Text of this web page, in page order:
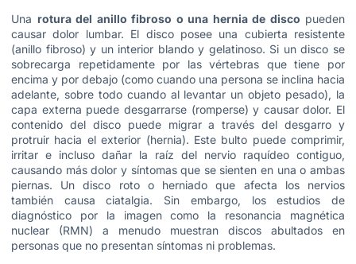
Una rotura del anillo fibroso o una hernia de disco pueden
causar dolor lumbar. El disco posee una cubierta resistente
(anillo fibroso) y un interior blando y gelatinoso. Si un disco se
sobrecarga repetidamente por las vértebras que tiene por
encima y por debajo (como cuando una persona se inclina hacia
adelante, sobre todo cuando al levantar un objeto pesado), la
capa externa puede desgarrarse (romperse) y causar dolor. El
contenido del disco puede migrar a través del desgarro y
protruir hacia el exterior (hernia). Este bulto puede comprimir,
irritar e incluso dañar la raíz del nervio raquídeo contiguo,
causando más dolor y síntomas que se sienten en una o ambas
piernas. Un disco roto o herniado que afecta los nervios
también causa ciatalgia. Sin embargo, los estudios de
diagnóstico por la imagen como la resonancia magnética
nuclear (RMN) a menudo muestran discos abultados en
personas que no presentan síntomas ni problemas.